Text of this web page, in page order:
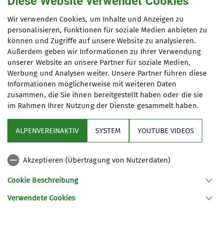
Körpers, sowie den Wechsel von
Anspannung und Entspannung
werden physische und psychische
Kräfte mobilisiert, Stress abgebaut
sowie Entspannungs­ und
Heilungsprozesse in Gang gesetzt.
Details
22.09.2025
Maximale Teilnehmeranzahl
12
Sektion
Programm
Wir verwenden Cookies, um Inhalte und Anzeigen zu
personalisieren, Funktionen für soziale Medien anbieten zu
können und Zugriffe auf unsere Website zu analysieren.
Außerdem geben wir Informationen zu Ihrer Verwendung
unserer Website an unsere Partner für soziale Medien,
Werbung und Analysen weiter. Unsere Partner führen diese
Informationen möglicherweise mit weiteren Daten
zusammen, die Sie ihnen bereitgestellt haben oder die sie
im Rahmen Ihrer Nutzung der Dienste gesammelt haben.
ALPENVEREINAKTIV SYSTEM YOUTUBE VIDEOS
Akzeptieren (Übertragung von Nutzerdaten)
Cookie Beschreibung
Verwendete Cookies